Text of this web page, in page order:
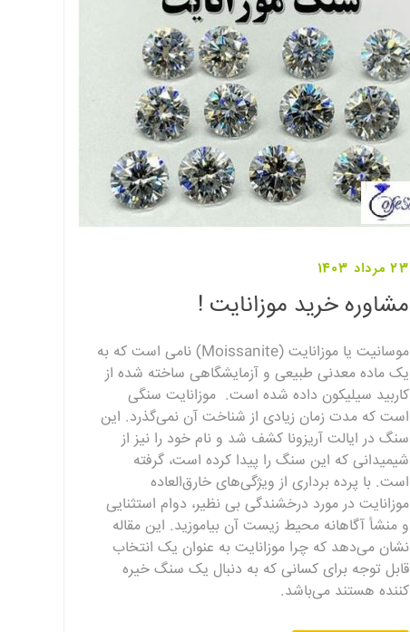
23 مرداد 1403
مشاوره خرید موزانایت !
موسانیت یا موزانایت (Moissanite) نامی است که به
یک ماده معدنی طبیعی و آزمایشگاهی ساخته شده از
کاربید سیلیکون داده شده است. موزانایت سنگی
است که مدت زمان زیادی از شناخت آن نمی‌گذرد. این
سنگ در ایالت آریزونا کشف شد و نام خود را نیز از
شیمیدانی که این سنگ را پیدا کرده است، گرفته
است. با پرده برداری از ویژگی‌های خارق‌العاده
موزانایت در مورد درخشندگی بی نظیر، دوام استثنایی
و منشأ آگاهانه محیط زیست آن بیاموزید. این مقاله
نشان می‌دهد که چرا موزانایت به عنوان یک انتخاب
قابل توجه برای کسانی که به دنبال یک سنگ خیره
کننده هستند می‌باشد.